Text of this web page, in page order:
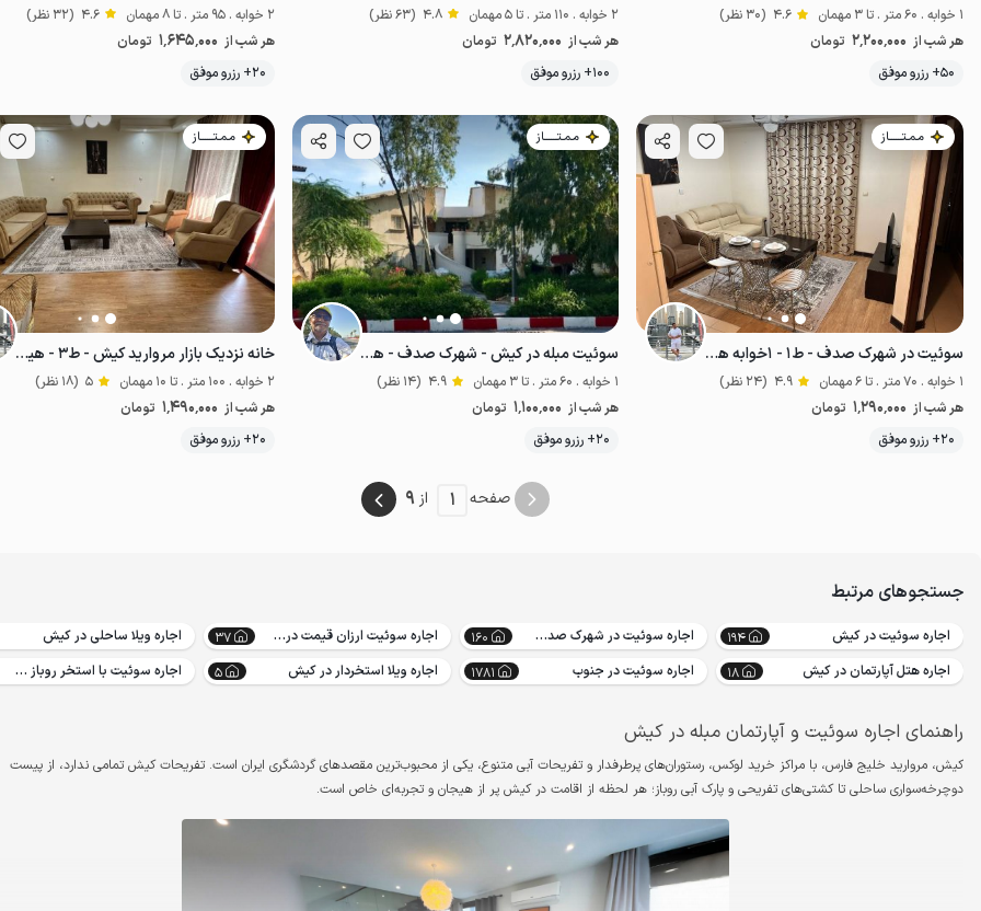
1 خوابه . 60 متر . تا 3 مهمان 4.6 (30 نظر)
هر شب از 2٬200٬000 تومان
50+ رزرو موفق
موقعیت در نقشه
2 خوابه . 110 متر . تا 5 مهمان 4.8 (63 نظر)
هر شب از 2٬820٬000 تومان
100+ رزرو موفق
لوکس و مجلل
2 خوابه . 95 متر . تا 8 مهمان 4.6 (32 نظر)
هر شب از 1٬645٬000 تومان
20+ رزرو موفق
مـمـتــــــاز
سوئیت در شهرک صدف - ط۱ - ۱خوابه هیرمند
1 خوابه . 70 متر . تا 6 مهمان 4.9 (24 نظر)
هر شب از 1٬290٬000 تومان
20+ رزرو موفق
اقتصادی موقعیت در نقشه
مـمـتــــــاز
سوئیت مبله در کیش - شهرک صدف - همکف
1 خوابه . 60 متر . تا 3 مهمان 4.9 (14 نظر)
هر شب از 1٬100٬000 تومان
20+ رزرو موفق
اقتصادی
مـمـتــــــاز
خانه نزدیک بازار مروارید کیش - ط۳ - هیرمند۴
2 خوابه . 100 متر . تا 10 مهمان 5 (18 نظر)
هر شب از 1٬490٬000 تومان
20+ رزرو موفق
صفحه 1 از 9
جستجوهای مرتبط
اجاره سوئیت در کیش 194 اجاره سوئیت در شهرک صدف کیش 160 اجاره سوئیت ارزان قیمت در کیش 37 اجاره ویلا ساحلی در کیش
اجاره هتل آپارتمان در کیش
18 اجاره سوئیت در جنوب 1781 اجاره ویلا استخردار در کیش 5 اجاره سوئیت با استخر روباز در کیش
راهنمای اجاره سوئیت و آپارتمان مبله در کیش
کیش، مروارید خلیج فارس، با مراکز خرید لوکس، رستوران‌های پرطرفدار و تفریحات آبی متنوع، یکی از محبوب‌ترین مقصدهای گردشگری ایران است. تفریحات کیش تمامی ندارد، از پیست
دوچرخه‌سواری ساحلی تا کشتی‌های تفریحی و پارک آبی روباز؛ هر لحظه از اقامت در کیش پر از هیجان و تجربه‌ای خاص است.